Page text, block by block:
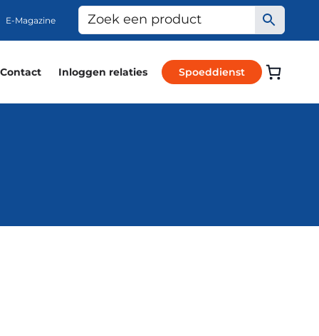
E-Magazine
Contact Inloggen relaties Spoeddienst